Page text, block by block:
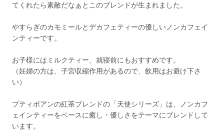
てくれたら素敵だなぁとこのブレンドが生まれました。
やすらぎのカモミールとデカフェティーの優しいノンカフェイ
ンティーです。
お子様にはミルクティー、就寝前にもおすすめです。
（妊婦の方は、子宮収縮作用があるので、飲用はお避け下さ
い）
プティポアンの紅茶ブレンドの「天使シリーズ」は、ノンカフ
ェインティーをベースに癒し・優しさをテーマにブレンドして
います。